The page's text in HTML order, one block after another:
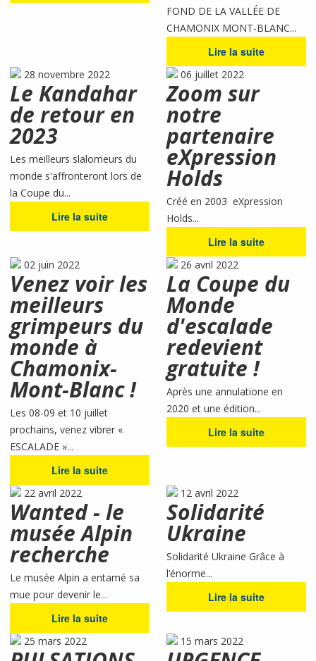
FOND DE LA VALLÉE DE
CHAMONIX MONT-BLANC...
Lire la suite
28 novembre 2022
Le Kandahar
de retour en
2023
Les meilleurs slalomeurs du
monde s'affronteront lors de
la Coupe du...
Lire la suite
06 juillet 2022
Zoom sur
notre
partenaire
eXpression
Holds
Créé en 2003 eXpression
Holds...
Lire la suite
02 juin 2022
Venez voir les
meilleurs
grimpeurs du
monde à
Chamonix-
Mont-Blanc !
Les 08-09 et 10 juillet
prochains, venez vibrer «
ESCALADE »...
Lire la suite
26 avril 2022
La Coupe du
Monde
d'escalade
redevient
gratuite !
Après une annulatione en
2020 et une édition...
Lire la suite
22 avril 2022
Wanted - le
musée Alpin
recherche
Le musée Alpin a entamé sa
mue pour devenir le...
Lire la suite
12 avril 2022
Solidarité
Ukraine
Solidarité Ukraine Grâce à
l’énorme...
Lire la suite
25 mars 2022 15 mars 2022